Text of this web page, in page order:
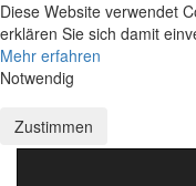
Diese Website verwendet
erklären Sie sich damit
Mehr erfahren
Notwendig
Zustimmen